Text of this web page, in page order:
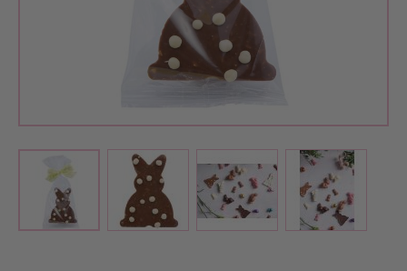
View larger imageView larger imageView larger imageView larger